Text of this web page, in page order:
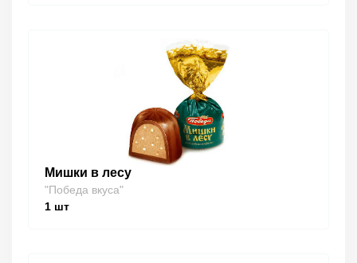
Мишки в лесу
"Победа вкуса"
1 шт